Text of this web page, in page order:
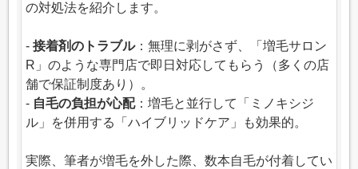
の対処法を紹介します。
- 接着剤のトラブル：無理に剥がさず、「増毛サロン
R」のような専門店で即日対応してもらう（多くの店
舗で保証制度あり）。
- 自毛の負担が心配：増毛と並行して「ミノキシジ
ル」を併用する「ハイブリッドケア」も効果的。
実際、筆者が増毛を外した際、数本自毛が付着してい